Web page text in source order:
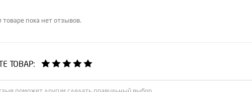
пока нет отзывов.
ТОВАР: